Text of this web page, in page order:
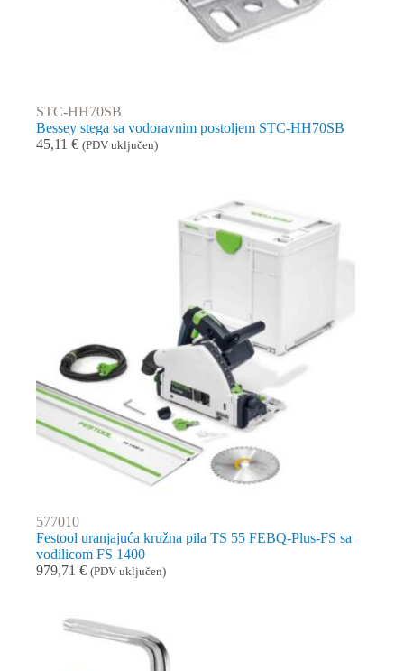
STC-HH70SB
Bessey stega sa vodoravnim postoljem STC-HH70SB
45,11 € (PDV uključen)
577010
Festool uranjajuća kružna pila TS 55 FEBQ-Plus-FS sa
vodilicom FS 1400
979,71 € (PDV uključen)